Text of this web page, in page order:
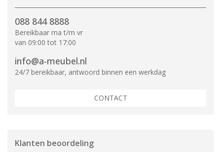
088 844 8888
Bereikbaar ma t/m vr
van 09:00 tot 17:00
info@a-meubel.nl
24/7 bereikbaar, antwoord binnen een werkdag
CONTACT
Klanten beoordeling